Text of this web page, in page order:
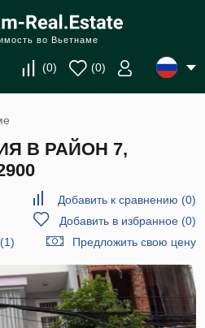
во Вьетнаме
(0) (0)
В РАЙОН 7,
Добавить к сравнению (0)
Добавить в избранное(0)
Предложить свою цену